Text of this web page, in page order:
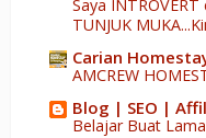
Saya
TUNJUK
Carian
AMCREW
Blog | SEO |
Belajar Buat